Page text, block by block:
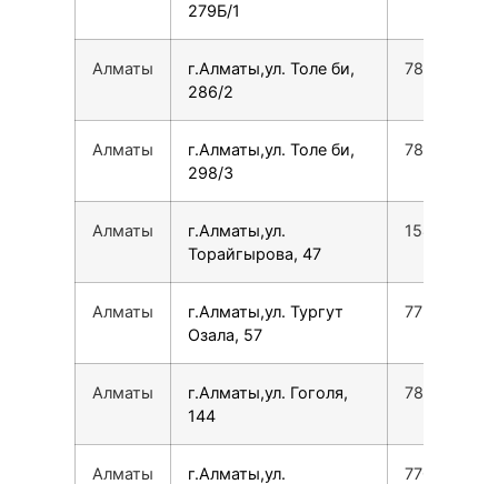
279Б/1
Алматы
г.Алматы,ул. Толе би,
286/2
Алматы
г.Алматы,ул. Толе би,
298/3
Алматы
г.Алматы,ул.
Торайгырова, 47
Алматы
г.Алматы,ул. Тургут
Озала, 57
Алматы
г.Алматы,ул. Гоголя,
144
Алматы
г.Алматы,ул.